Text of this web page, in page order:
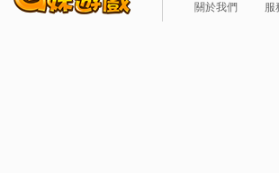
關於我們 服